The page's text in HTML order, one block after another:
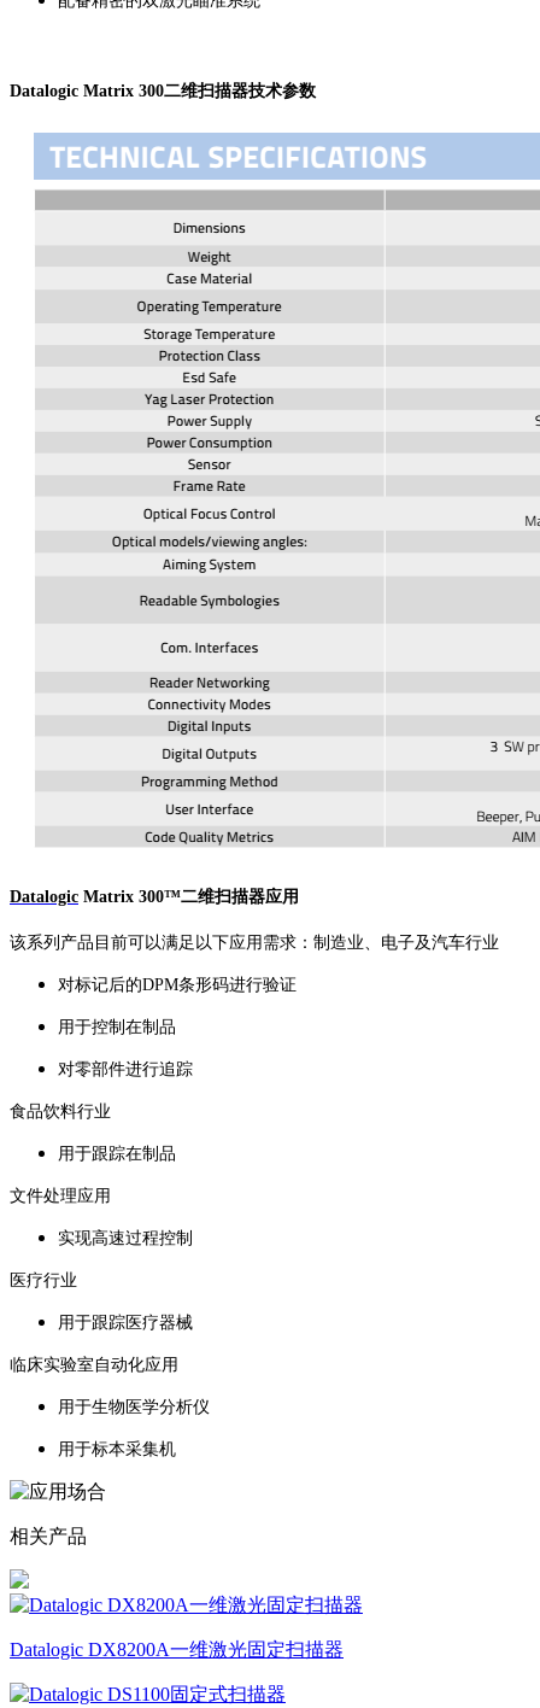
Datalogic Matrix 300二维扫描器技术参数
Datalogic Matrix 300™二维扫描器应用
该系列产品目前可以满足以下应用需求：制造业、电子及汽车行业
对标记后的DPM条形码进行验证
用于控制在制品
对零部件进行追踪
食品饮料行业
用于跟踪在制品
文件处理应用
实现高速过程控制
医疗行业
用于跟踪医疗器械
临床实验室自动化应用
用于生物医学分析仪
用于标本采集机
相关产品
Datalogic DX8200A一维激光固定扫描器